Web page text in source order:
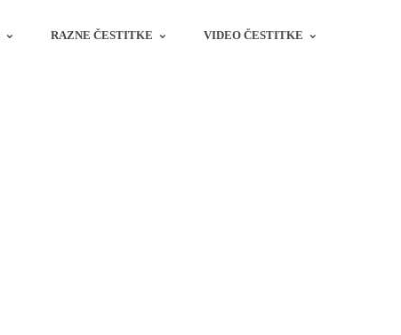
RAZNE ČESTITKE VIDEO ČESTITKE